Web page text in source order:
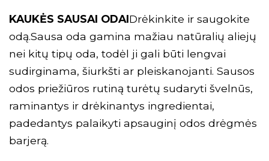
KAUKĖS SAUSAI ODAIDrėkinkite ir saugokite
odą.Sausa oda gamina mažiau natūralių aliejų
nei kitų tipų oda, todėl ji gali būti lengvai
sudirginama, šiurkšti ar pleiskanojanti. Sausos
odos priežiūros rutiną turėtų sudaryti švelnūs,
raminantys ir drėkinantys ingredientai,
padedantys palaikyti apsauginį odos drėgmės
barjerą.